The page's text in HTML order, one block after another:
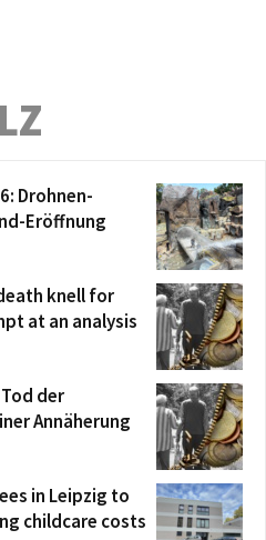
Drohnen-
Eröffnung
knell for
at an analysis
der
Annäherung
in Leipzig to
childcare costs